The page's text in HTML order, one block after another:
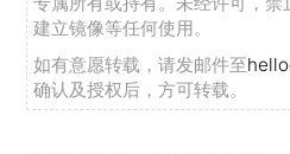
建立镜像等任何使用。
如有意愿转载，请发邮件至
确认及授权后，方可转载。